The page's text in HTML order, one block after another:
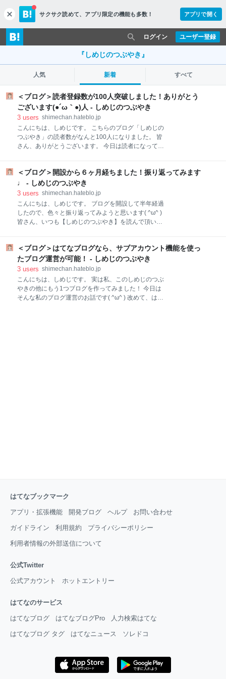
c
l
o
s
サクサク読めて、 アプリ限定の機能も多数！ アプリで開く
ユーザー登録
ログイン
『しめじのつぶやき』
人気 新着 すべて
＜ブログ＞読者登録数が100人突破しました！ありがとう
ございます(●´ω｀●)人 - しめじのつぶやき
3 users shimechan.hateblo.jp
こんにちは、しめじです。 こちらのブログ「しめじの
つぶやき」の読者数がなんと100人になりました。 皆
さん、ありがとうございます。 今日は読者になってく
つけば開設からあっという間に9ヶ月！ しめじはこん
な人です。 これからもよろしくお願いします！ 気がつ
けば開設からあっという間に9ヶ月！ 2021年8月にブ
ログを開設してから、あっという間に月日が流れてい
ます。 今ではこのブログが日常の1つになり、とても
楽しく続けられているなぁと感じるこの頃です。 はて
はこんな人です。 最近、読み始めてくださった方もい
ると思うので簡単に私の紹介をします。 年長さんの娘
がいる、30代1児のママです。 iP
＜ブログ＞開設から６ヶ月経ちました！振り返ってみます
♩ - しめじのつぶやき
3 users shimechan.hateblo.jp
こんにちは、しめじです。 ブログを開設して半年経過
したので、色々と振り返ってみようと思います( ^ω^ )
皆さん、いつも【しめじのつぶやき】を読んで頂いて
思っていなかった 楽しく続けられている事が嬉しい！
ブログのカスタマイズ：変えたところ色々 タイトル画
像、アイキャッチがシンプルになった 画像を挿入する
ようになった ヘッダー下にオススメ記事を並べた 今の
気持ち、これからのこと 正直、続けられると思ってい
なかった 飽きっぽい性格の私は、今まで三日坊主だっ
＜ブログ＞はてなブログなら、サブアカウント機能を使っ
たブログ運営が可能！ - しめじのつぶやき
3 users shimechan.hateblo.jp
こんにちは、しめじです。 実は私、このしめじのつぶ
やきの他にもう1つブログを作ってみました！ 今日は
そんな私のブログ運営のお話です( ^ω^ ) 改めて、はて
はてなブックマーク
アプリ・拡張機能 開発ブログ ヘルプ お問い合わせ
ガイドライン 利用規約 プライバシーポリシー
利用者情報の外部送信について
公式Twitter
公式アカウント ホットエントリー
はてなのサービス
はてなブログ はてなブログPro 人力検索はてな
はてなブログ タグ はてなニュース ソレドコ